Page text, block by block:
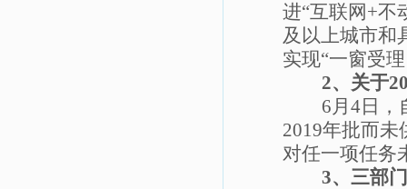
进“互联网+不
及以上城市和
实现“一窗受
2、关于
6月 4日，
2019年批而未
对任一项任务
3、 三部